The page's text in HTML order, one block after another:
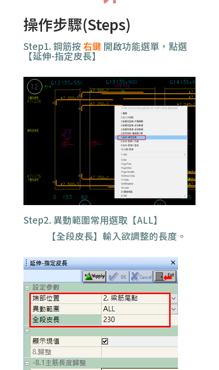
操作步驟(Steps)
Step1.鋼筋按右鍵 開啟功能選單，點選
【延伸-指定皮長】
Step2. 異動範圍常用選取【ALL】
【全段皮長】輸入欲調整的長度 。